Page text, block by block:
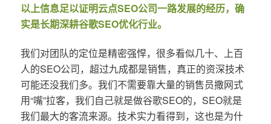
以上信息足以证明云点SEO公司一路发展的经历，确
实是长期深耕谷歌SEO优化行业。
我们对团队的定位是精密强悍，很多看似几十、上百
人的SEO公司，超过九成都是销售，真正的资深技术
可能还没我们多。我们不需要靠大量的销售员撒网式
用“嘴”拉客，我们自己就是做谷歌SEO的，SEO就是
我们最大的客流来源。技术实力看得到，这也是为什